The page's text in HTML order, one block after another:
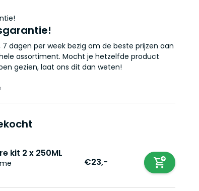
7 dagen per week bezig om de beste prijzen aan
assortiment. Mocht je hetzelfde product
gezien, laat ons dit dan weten!
kit 2 x 250ML
€23,-